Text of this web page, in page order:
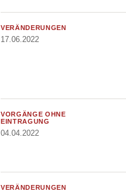
VERÄNDERUNGEN
17.06.2022
VORGÄNGE OHNE
EINTRAGUNG
04.04.2022
VERÄNDERUNGEN